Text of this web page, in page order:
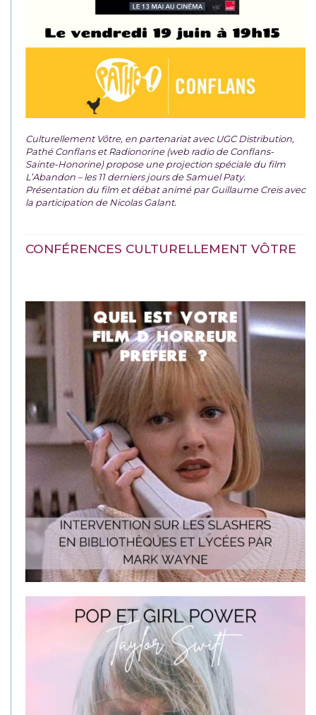
Culturellement Vôtre, en partenariat avec UGC Distribution,
Pathé Conflans et Radionorine (web radio de Conflans-
Sainte-Honorine) propose une projection spéciale du film
L’Abandon – les 11 derniers jours de Samuel Paty.
Présentation du film et débat animé par Guillaume Creis avec
la participation de Nicolas Galant.
CONFÉRENCES CULTURELLEMENT VÔTRE